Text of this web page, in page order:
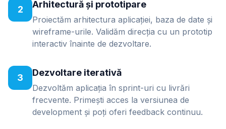
2 Arhitectură și prototipare
Proiectăm arhitectura aplicației, baza de date și
wireframe-urile. Validăm direcția cu un prototip
interactiv înainte de dezvoltare.
3 Dezvoltare iterativă
Dezvoltăm aplicația în sprint-uri cu livrări
frecvente. Primești acces la versiunea de
development și poți oferi feedback continuu.